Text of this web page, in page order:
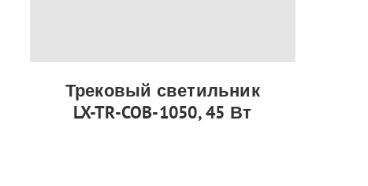
Трековый светильник
LX-TR-COB-1050, 45 Вт